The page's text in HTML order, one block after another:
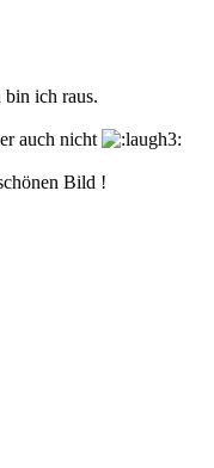
bin ich raus.
auch nicht
Bild !